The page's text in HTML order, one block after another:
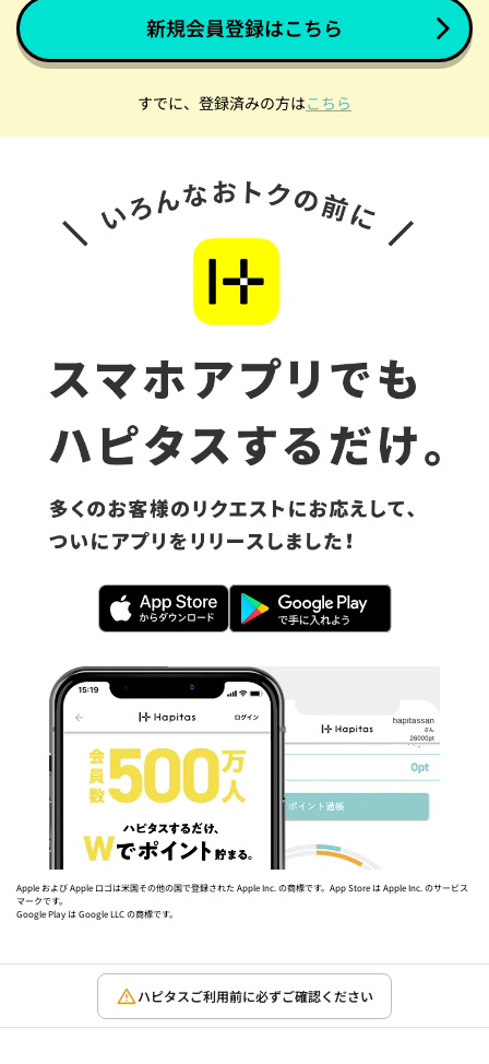
新規会員登録はこちら
すでに、登録済みの方はこちら
Apple および Apple ロゴは米国その他の国で登録された Apple Inc. の商標です。App Store は Apple Inc. のサービス
マークです。
Google Play は Google LLC の商標です。
ハピタスご利用前に必ずご確認ください